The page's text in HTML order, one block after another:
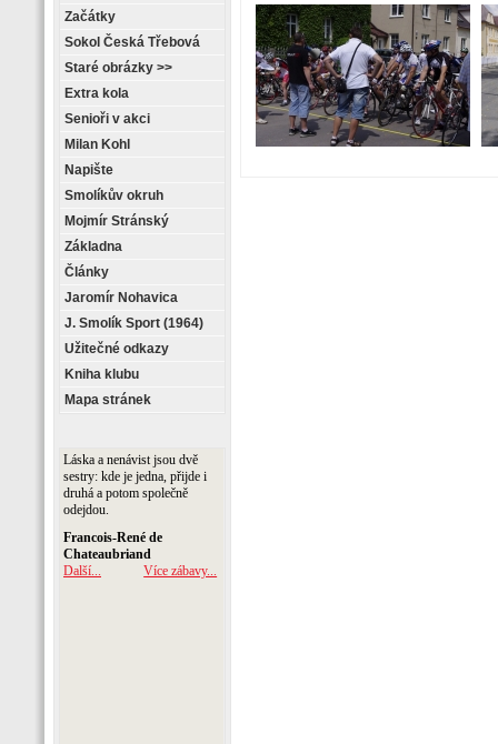
Začátky
Sokol Česká Třebová
Staré obrázky >>
Extra kola
Senioři v akci
Milan Kohl
Napište
Smolíkův okruh
Mojmír Stránský
Základna
Články
Jaromír Nohavica
J. Smolík Sport (1964)
Užitečné odkazy
Kniha klubu
Mapa stránek